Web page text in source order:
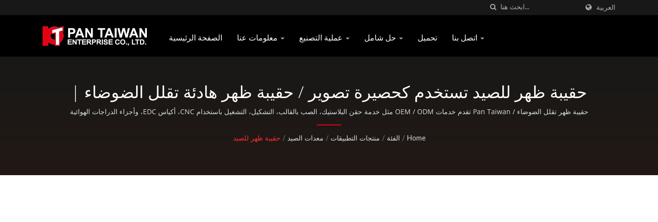
العربية
الصفحة الرئيسية تحميل
حقيبة ظهر للصيد تستخدم كحصيرة تصوير / حقيبة ظهر هادئة تقلل الضوضاء |
مصنع حقائب عسكرية وحقائب ظهر عسكرية | Pan Taiwan
حقيبة ظهر تقلل الضوضاء / Pan Taiwan تقدم خدمات OEM / ODM مثل خدمة حقن البلاستيك، الصب بالقالب، التشكيل، التشغيل باستخدام CNC، أكياس EDC، وأجزاء الدراجات الهوائية
والنشاطات الخارجية القياسية.
Home
/ الفئة / منتجات التطبيقات / معدات الصيد / حقيبة ظهر للصيد